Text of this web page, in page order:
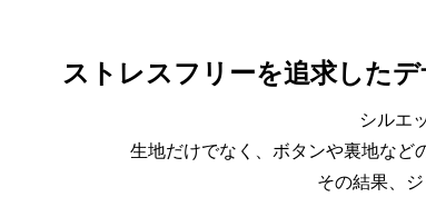
ストレスフリーを追求した
シルエ
生地だけでなく、ボタンや裏地など
その結果、